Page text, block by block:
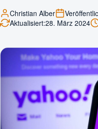
Christian Alber
Aktualisiert:28. März 2024